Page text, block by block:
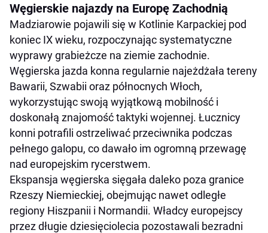
Węgierskie najazdy na Europę Zachodnią
Madziarowie pojawili się w Kotlinie Karpackiej pod
koniec IX wieku, rozpoczynając systematyczne
wyprawy grabieżcze na ziemie zachodnie.
Węgierska jazda konna regularnie najeżdżała tereny
Bawarii, Szwabii oraz północnych Włoch,
wykorzystując swoją wyjątkową mobilność i
doskonałą znajomość taktyki wojennej. Łucznicy
konni potrafili ostrzeliwać przeciwnika podczas
pełnego galopu, co dawało im ogromną przewagę
nad europejskim rycerstwem.
Ekspansja węgierska sięgała daleko poza granice
Rzeszy Niemieckiej, obejmując nawet odległe
regiony Hiszpanii i Normandii. Władcy europejscy
przez długie dziesięciolecia pozostawali bezradni